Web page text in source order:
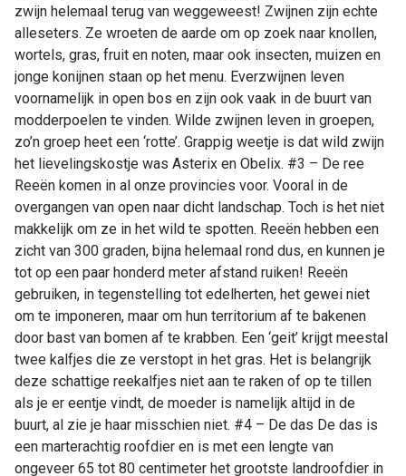
zwijn helemaal terug van weggeweest! Zwijnen zijn echte
alleseters. Ze wroeten de aarde om op zoek naar knollen,
wortels, gras, fruit en noten, maar ook insecten, muizen en
jonge konijnen staan op het menu. Everzwijnen leven
voornamelijk in open bos en zijn ook vaak in de buurt van
modderpoelen te vinden. Wilde zwijnen leven in groepen,
zo’n groep heet een ‘rotte’. Grappig weetje is dat wild zwijn
het lievelingskostje was Asterix en Obelix. #3 – De ree
Reeën komen in al onze provincies voor. Vooral in de
overgangen van open naar dicht landschap. Toch is het niet
makkelijk om ze in het wild te spotten. Reeën hebben een
zicht van 300 graden, bijna helemaal rond dus, en kunnen je
tot op een paar honderd meter afstand ruiken! Reeën
gebruiken, in tegenstelling tot edelherten, het gewei niet
om te imponeren, maar om hun territorium af te bakenen
door bast van bomen af te krabben. Een ‘geit’ krijgt meestal
twee kalfjes die ze verstopt in het gras. Het is belangrijk
deze schattige reekalfjes niet aan te raken of op te tillen
als je er eentje vindt, de moeder is namelijk altijd in de
buurt, al zie je haar misschien niet. #4 – De das De das is
een marterachtig roofdier en is met een lengte van
ongeveer 65 tot 80 centimeter het grootste landroofdier in